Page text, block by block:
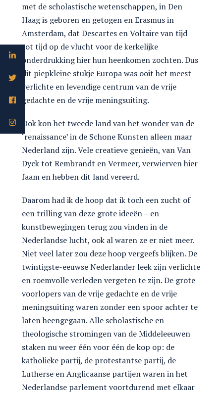
met de scholastische wetenschappen, in Den
Haag is geboren en getogen en Erasmus in
Amsterdam, dat Descartes en Voltaire van tijd
tot tijd op de vlucht voor de kerkelijke
onderdrukking hier hun heenkomen zochten. Dus
dit piepkleine stukje Europa was ooit het meest
verlichte en levendige centrum van de vrije
gedachte en de vrije meningsuiting.
Ook kon het tweede land van het wonder van de
‘renaissance’ in de Schone Kunsten alleen maar
Nederland zijn. Vele creatieve genieën, van Van
Dyck tot Rembrandt en Vermeer, verwierven hier
faam en hebben dit land vereerd.
Daarom had ik de hoop dat ik toch een zucht of
een trilling van deze grote ideeën – en
kunstbewegingen terug zou vinden in de
Nederlandse lucht, ook al waren ze er niet meer.
Niet veel later zou deze hoop vergeefs blijken. De
twintigste-eeuwse Nederlander leek zijn verlichte
en roemvolle verleden vergeten te zijn. De grote
voorlopers van de vrije gedachte en de vrije
meningsuiting waren zonder een spoor achter te
laten heengegaan. Alle scholastische en
theologische stromingen van de Middeleeuwen
staken nu weer één voor één de kop op: de
katholieke partij, de protestantse partij, de
Lutherse en Anglicaanse partijen waren in het
Nederlandse parlement voortdurend met elkaar